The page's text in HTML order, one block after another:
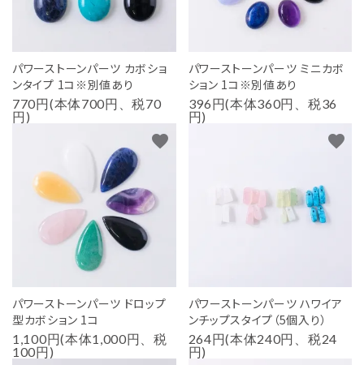
パワーストーンパーツ カボショ
ンタイプ 1コ※別値あり
770円(本体700円、税70
円)
パワーストーンパーツ ミニカボ
ション 1コ※別値あり
396円(本体360円、税36
円)
パワーストーンパーツ ドロップ
型カボション 1コ
1,100円(本体1,000円、税
100円)
favorite
パワーストーンパーツ ハワイア
ンチップスタイプ（5個入り）
264円(本体240円、税24
円)
favorite